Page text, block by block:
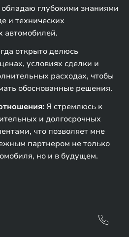
глубокими знаниями
и технических
автомобилей.
открыто делюсь
условиях сделки и
расходах, чтобы
обоснованные решения.
Я стремлюсь к
и долгосрочных
что позволяет мне
партнером не только
но и в будущем.